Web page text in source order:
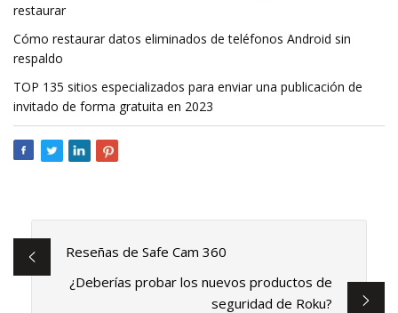
restaurar
Cómo restaurar datos eliminados de teléfonos Android sin
respaldo
TOP 135 sitios especializados para enviar una publicación de
invitado de forma gratuita en 2023
Reseñas de Safe Cam 360
¿Deberías probar los nuevos productos de
seguridad de Roku?